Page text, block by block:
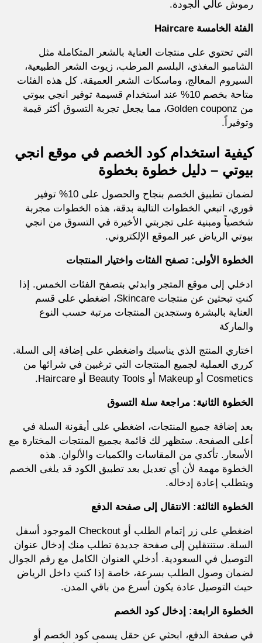
رموش عالي الجودة.
الفئة الخامسة Haircare
التي تحتوي على منتجات العناية بالشعر المتكاملة مثل
الشامبو المغذي، البلسم المرطب، زيوت الشعر الطبيعية،
السيروم المعالج، وماسكات الشعر العميقة. كل هذه الفئات
متاحة بخصم 10% عند استخدام قسيمة توفير انجي بيوتي
من Golden couponz، مما يجعل تجربة التسوق أكثر قيمة
وتوفيراً.
كيفية استخدام كود الخصم في موقع انجي
بيوتي – دليل خطوة بخطوة
لضمان تطبيق الخصم بنجاح والحصول على 10% توفير
فوري، اتبعي الخطوات التالية بدقة، هذه الخطوات مجربة
شخصياً ومبنية على تجربتي الأخيرة في التسوق من انجي
بيوتي الرياض عبر الموقع الإلكتروني.
الخطوة الأولى: تصفح الفئات واختيار المنتجات
ادخلي إلى موقع المتجر وابدئي بتصفح الفئات الخمس. إذا
كنتِ تبحثين عن منتجات Skincare، اضغطي على قسم
العناية بالبشرة وستجدين المنتجات مرتبة حسب النوع
والماركة
اختاري المنتج الذي يناسبك واضغطي على إضافة إلى السلة.
كرري العملية لجميع المنتجات التي ترغبين في شرائها من
Cosmetics أو Makeup أو Beauty Tools أو Haircare.
الخطوة الثانية: مراجعة سلة التسوق
بعد إضافة جميع المنتجات، اضغطي على أيقونة السلة في
أعلى الصفحة. ستظهر لك قائمة بجميع المنتجات المختارة مع
الأسعار. تأكدي من المقاسات والكميات والألوان. هذه
الخطوة مهمة لأن أي تعديل بعد تطبيق الكود قد يلغى الخصم
ويتطلب إعادة إدخاله.
الخطوة الثالثة: الانتقال إلى صفحة الدفع
اضغطي على زر إتمام الطلب أو Checkout الموجود أسفل
السلة. ستنتقلين إلى صفحة جديدة تطلب منك إدخال عنوان
التوصيل في السعودية. أدخلي العنوان الكامل مع رقم الجوال
لضمان وصول الطلب بسرعة، خاصة إذا كنتِ داخل الرياض
حيث التوصيل عادة يكون أسرع من باقي المدن.
الخطوة الرابعة: إدخال كود الخصم
في صفحة الدفع، ابحثي عن حقل يسمى كود الخصم أو